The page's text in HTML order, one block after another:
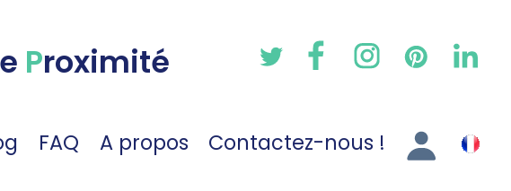
Proximité
FAQ A propos Contactez-nous !